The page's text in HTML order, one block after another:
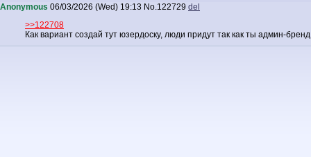
Anonymous 06/03/2026 (Wed) 19:13 No.122729 del
>>122708
Как вариант создай тут юзердоску, люди придут так как ты админ-